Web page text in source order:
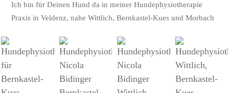
Ich bin für Deinen Hund da in meiner Hundephysiotherapie
Praxis in Veldenz, nahe Wittlich, Bernkastel-Kues und Morbach